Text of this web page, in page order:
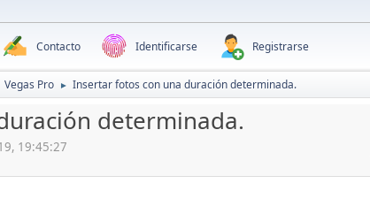
Contacto Identificarse Registrarse
Vegas Pro ► Insertar fotos con una duración determinada.
determinada.
19:45:27